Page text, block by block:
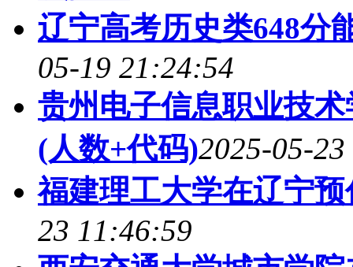
辽宁高考历史类648分
05-19 21:24:54
贵州电子信息职业技
(人数+代码)2025-05-
福建理工大学在辽宁
23 11:46:59